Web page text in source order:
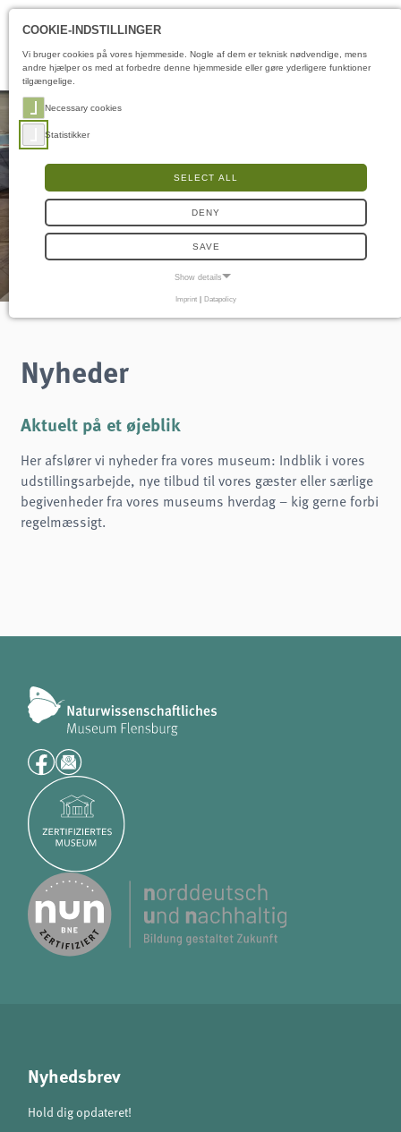
Nyheder
Aktuelt på et øjeblik
Her afslører vi nyheder fra vores museum: Indblik i vores
udstillingsarbejde, nye tilbud til vores gæster eller særlige
begivenheder fra vores museums hverdag – kig gerne forbi
regelmæssigt.
Nyhedsbrev
Hold dig opdateret!
COOKIE-INDSTILLINGER
Vi bruger cookies på vores hjemmeside. Nogle af dem er teknisk nødvendige, mens
andre hjælper os med at forbedre denne hjemmeside eller gøre yderligere funktioner
tilgængelige.
Necessary cookies
Statistikker
SELECT ALL
DENY
SAVE
Show details
Samtykke-cookie
Denne cookie gemmer brugerens valgte samtykkeindstillinger.
Cookie duration:
1 år
Cookie duration:
Session
STATISTIKKER
Vi bruger Matomo til anonym analyse af vores hjemmeside for at forbedre vores
tjenester. Der gemmes ingen cookies.
Provider:
Matomo
Imprint | Datapolicy